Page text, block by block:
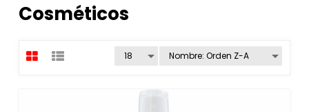
Cosméticos